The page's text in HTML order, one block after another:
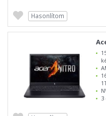
Hasonlítom
3